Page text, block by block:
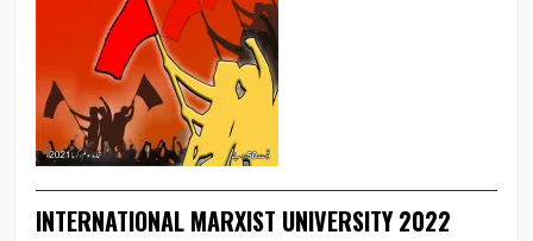
INTERNATIONAL MARXIST UNIVERSITY 2022